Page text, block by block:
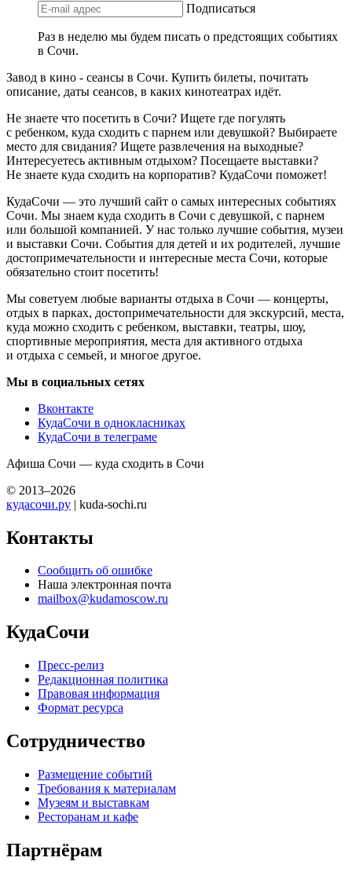
Подписаться
Раз в неделю мы будем писать о предстоящих событиях
в Сочи.
Завод в кино - сеансы в Сочи. Купить билеты, почитать
описание, даты сеансов, в каких кинотеатрах идёт.
Не знаете что посетить в Сочи? Ищете где погулять
с ребенком, куда сходить с парнем или девушкой? Выбираете
место для свидания? Ищете развлечения на выходные?
Интересуетесь активным отдыхом? Посещаете выставки?
Не знаете куда сходить на корпоратив? КудаСочи поможет!
КудаСочи — это лучший сайт о самых интересных событиях
Сочи. Мы знаем куда сходить в Сочи с девушкой, с парнем
или большой компанией. У нас только лучшие события, музеи
и выставки Сочи. События для детей и их родителей, лучшие
достопримечательности и интересные места Сочи, которые
обязательно стоит посетить!
Мы советуем любые варианты отдыха в Сочи — концерты,
отдых в парках, достопримечательности для экскурсий, места,
куда можно сходить с ребенком, выставки, театры, шоу,
спортивные мероприятия, места для активного отдыха
и отдыха с семьей, и многое другое.
Мы в социальных сетях
Вконтакте
КудаСочи в однокласниках
КудаСочи в телеграме
Афиша Сочи — куда сходить в Сочи
© 2013–2026
кудасочи.ру | kuda-sochi.ru
Контакты
Сообщить об ошибке
Наша электронная почта
mailbox@kudamoscow.ru
КудаСочи
Пресс-релиз
Редакционная политика
Правовая информация
Формат ресурса
Сотрудничество
Размещение событий
Требования к материалам
Музеям и выставкам
Ресторанам и кафе
Партнёрам